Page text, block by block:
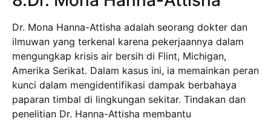
Dr. Mona Hanna-Attisha adalah seorang dokter dan
ilmuwan yang terkenal karena pekerjaannya dalam
mengungkap krisis air bersih di Flint, Michigan,
Amerika Serikat. Dalam kasus ini, ia memainkan peran
kunci dalam mengidentifikasi dampak berbahaya
paparan timbal di lingkungan sekitar. Tindakan dan
penelitian Dr. Hanna-Attisha membantu